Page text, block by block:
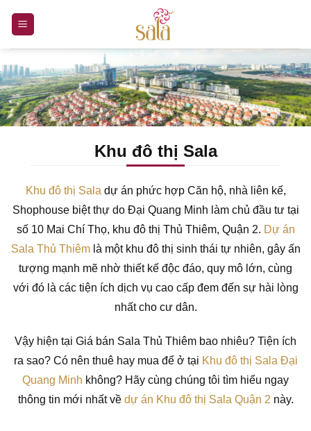
nội
dung
Khu đô thị Sala
Khu đô thị Sala dự án phức hợp Căn hộ, nhà liên kế,
Shophouse biệt thự do Đại Quang Minh làm chủ đầu tư tại
số 10 Mai Chí Thọ, khu đô thị Thủ Thiêm, Quận 2. Dự án
Sala Thủ Thiêmlà một khu đô thị sinh thái tự nhiên, gây ấn
tượng mạnh mẽ nhờ thiết kế độc đáo, quy mô lớn, cùng
với đó là các tiện ích dịch vụ cao cấp đem đến sự hài lòng
nhất cho cư dân.
Vậy hiện tại Giá bán Sala Thủ Thiêm bao nhiêu? Tiện ích
ra sao? Có nên thuê hay mua để ở tại Khu đô thị Sala Đại
Quang Minh không? Hãy cùng chúng tôi tìm hiểu ngay
thông tin mới nhất về dự án Khu đô thị Sala Quận 2 này.